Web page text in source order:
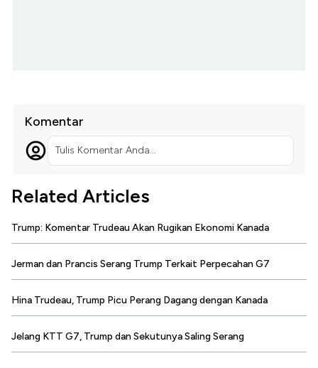
Komentar
Tulis Komentar Anda...
Related Articles
Trump: Komentar Trudeau Akan Rugikan Ekonomi Kanada
Jerman dan Prancis Serang Trump Terkait Perpecahan G7
Hina Trudeau, Trump Picu Perang Dagang dengan Kanada
Jelang KTT G7, Trump dan Sekutunya Saling Serang